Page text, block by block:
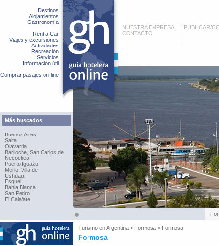
Destinos
Alojamientos
Gastronomía
Rent a Car
Viajes y excursiones
Actividades
Recreación
Servicios
Información útil
Comprar pasajes on-line
Más buscados
Buenos Aires
Salta
Olavarria
Bariloche, San Carlos de
Necochea
Puerto Iguazu
Merlo, Villa de
Ushuaia
Esquel
Bahia Blanca
San Pedro
El Calafate
NUESTRA EMPRESA
CONTACTO
PUBLICAR/
Turismo enArgentina > Formosa > Formosa
Formosa